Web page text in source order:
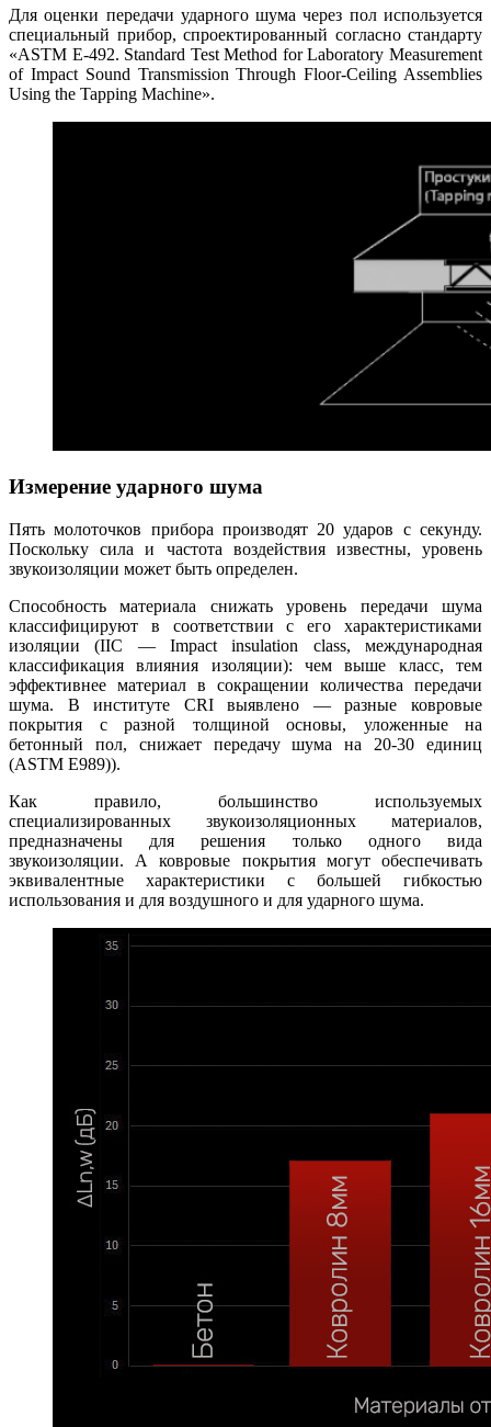
Для оценки передачи ударного шума через пол используется
специальный прибор, спроектированный согласно стандарту
«ASTM E-492. Standard Test Method for Laboratory Measurement
of Impact Sound Transmission Through Floor-Ceiling Assemblies
Using the Tapping Machine».
Измерение ударного шума
Пять молоточков прибора производят 20 ударов с секунду.
Поскольку сила и частота воздействия известны, уровень
звукоизоляции может быть определен.
Способность материала снижать уровень передачи шума
классифицируют в соответствии с его характеристиками
изоляции (IIC — Impact insulation class, международная
классификация влияния изоляции): чем выше класс, тем
эффективнее материал в сокращении количества передачи
шума. В институте CRI выявлено — разные ковровые
покрытия с разной толщиной основы, уложенные на
бетонный пол, снижает передачу шума на 20-30 единиц
(ASTM E989)).
Как правило, большинство используемых
специализированных звукоизоляционных материалов,
предназначены для решения только одного вида
звукоизоляции. А ковровые покрытия могут обеспечивать
эквивалентные характеристики с большей гибкостью
использования и для воздушного и для ударного шума.